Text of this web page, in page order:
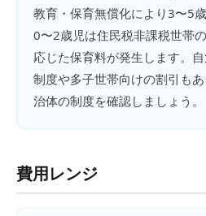
教育・保育無償化により3〜5
0〜2歳児は住民税非課税世帯
応じた保育料が発生します。
制度や多子世帯向けの割引も
治体の制度を確認しましょう。
費用レンジ